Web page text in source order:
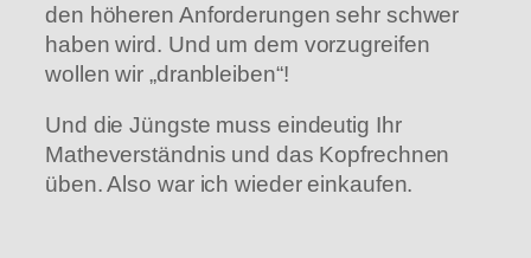
den höheren Anforderungen sehr schwer
haben wird. Und um dem vorzugreifen
wollen wir „dranbleiben“!
Und die Jüngste muss eindeutig Ihr
Matheverständnis und das Kopfrechnen
üben. Also war ich wieder einkaufen.